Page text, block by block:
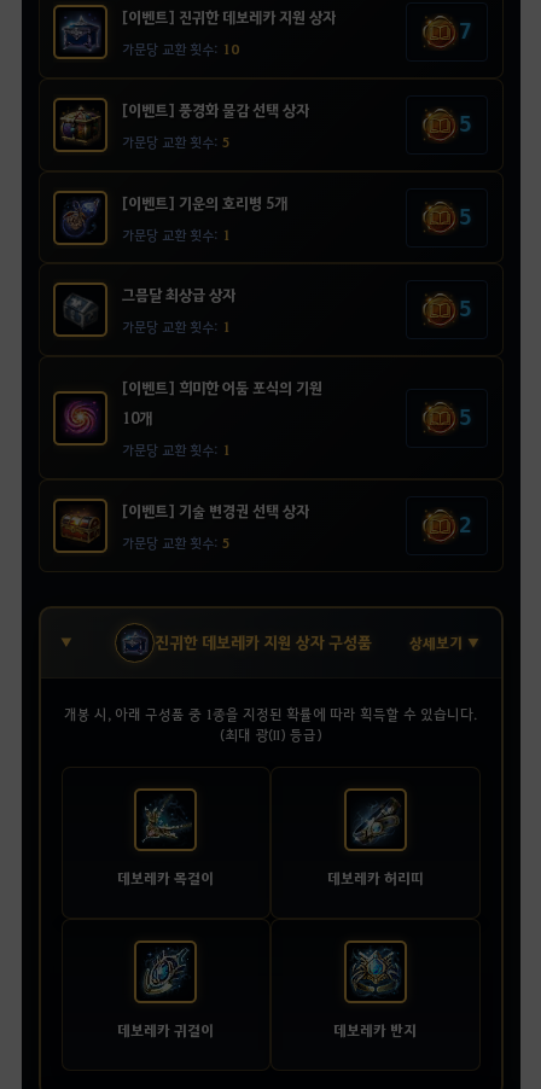
[이벤트] 진귀한 데보레카 지원 상자
가문당 교환 횟수: 10
7
[이벤트] 풍경화 물감 선택 상자
가문당 교환 횟수:5
5
[이벤트] 기운의 호리병 5개
가문당 교환 횟수: 1
5
그믐달 최상급 상자
가문당 교환 횟수: 1
5
[이벤트] 희미한 어둠 포식의 기원
10개
가문당 교환 횟수: 1
5
[이벤트] 기술 변경권 선택 상자
가문당 교환 횟수:5
2
진귀한 데보레카 지원 상자 구성품 상세보기 ▼
개봉 시, 아래 구성품 중 1종을 지정된 확률에 따라 획득할 수 있습니다.
(최대 광(II) 등급)
데보레카 목걸이 데보레카 허리띠
데보레카 귀걸이 데보레카 반지